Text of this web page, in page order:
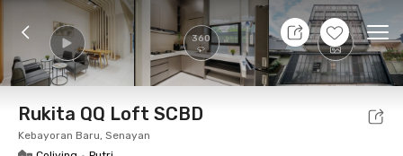
360 +12
9 Agt 26 - Belum tahu
Foto Fasilitas bersama Lokasi Kamar
Rukita QQ Loft SCBD
Kebayoran Baru, Senayan